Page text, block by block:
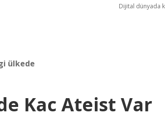
Dijital dünyada
ülkede
Kac Ateist Var